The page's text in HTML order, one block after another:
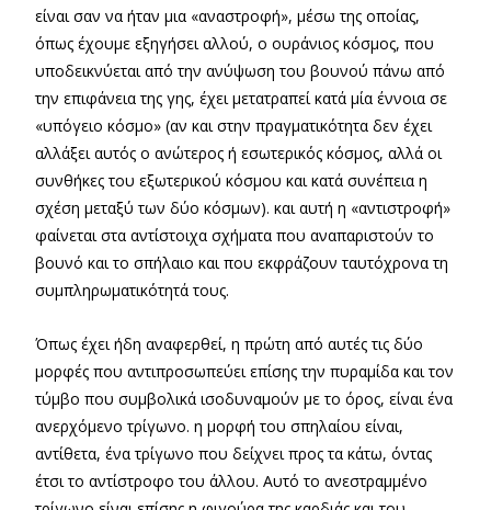
είναι σαν να ήταν μια «αναστροφή», μέσω της οποίας,
όπως έχουμε εξηγήσει αλλού, ο ουράνιος κόσμος, που
υποδεικνύεται από την ανύψωση του βουνού πάνω από
την επιφάνεια της γης, έχει μετατραπεί κατά μία έννοια σε
«υπόγειο κόσμο» (αν και στην πραγματικότητα δεν έχει
αλλάξει αυτός ο ανώτερος ή εσωτερικός κόσμος, αλλά οι
συνθήκες του εξωτερικού κόσμου και κατά συνέπεια η
σχέση μεταξύ των δύο κόσμων). και αυτή η «αντιστροφή»
φαίνεται στα αντίστοιχα σχήματα που αναπαριστούν το
βουνό και το σπήλαιο και που εκφράζουν ταυτόχρονα τη
συμπληρωματικότητά τους.
Όπως έχει ήδη αναφερθεί, η πρώτη από αυτές τις δύο
μορφές που αντιπροσωπεύει επίσης την πυραμίδα και τον
τύμβο που συμβολικά ισοδυναμούν με το όρος, είναι ένα
ανερχόμενο τρίγωνο. η μορφή του σπηλαίου είναι,
αντίθετα, ένα τρίγωνο που δείχνει προς τα κάτω, όντας
έτσι το αντίστροφο του άλλου. Αυτό το ανεστραμμένο